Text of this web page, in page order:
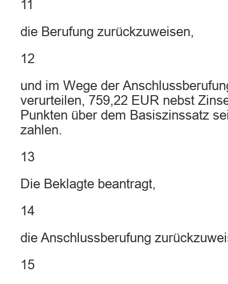
11
die Berufung zurückzuweisen,
12
und im Wege der
verurteilen, 759,22 EUR nebst
Punkten über dem Basiszinssatz
zahlen.
13
Die Beklagte beantragt,
14
die Anschlussberufung
15